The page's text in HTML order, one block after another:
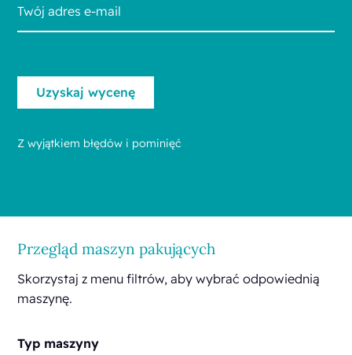
Z wyjątkiem błędów i pominięć
Przegląd maszyn pakujących
Skorzystaj z menu filtrów, aby wybrać odpowiednią
maszynę.
Typ maszyny